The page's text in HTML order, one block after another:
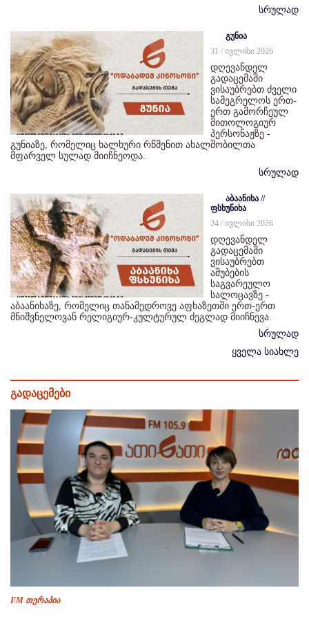
სრულად
გუნია
31 / ივლისი 2026
დღევანდელ
გადაცემაში
ვისაუბრებთ ძველი
სამეგრელოს ერთ-
ერთ გამორჩეულ
მითოლოგიურ
პერსონაჟზე -
გუნიაზე, რომელიც ხალხური რწმენით ახალშობილთა
მფარველ სულად მიიჩნეოდა.
სრულად
აბაანიხა //
ფსხუნიხა
24 / ივლისი 2026
დღევანდელ
გადაცემაში
ვისაუბრებთ
აშუბების
საგვარეულო
სალოცავზე -
აბაანიხაზე, რომელიც თანამედროვე აფხაზეთში ერთ-ერთ
მნიშვნელოვან რელიგიურ-კულტურულ ძეგლად მიიჩნევა.
სრულად
ყველა სიახლე
გადაცემები
FM თერაპია